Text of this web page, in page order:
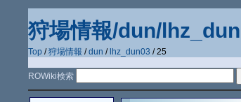
狩場情報/dun/
Top /狩場情報 /dun / lhz_dun03 / 25
ROWiki検索